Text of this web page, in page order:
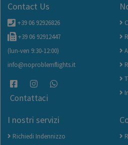
Contact Us
+39 06 92926826
+39 06 92912447
(lun-ven 9:30-12:00)
info@noproblemflights.it
Contattaci
I nostri servizi
Richiedi Indennizzo